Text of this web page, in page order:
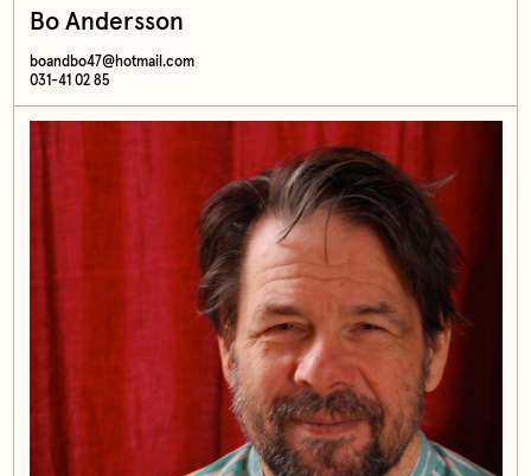
Bo Andersson
boandbo47@hotmail.com
031-41 02 85